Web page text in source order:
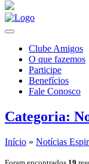
Clube Amigos
O que fazemos
Participe
Benefícios
Fale Conosco
Categoria:
Início » Notícias